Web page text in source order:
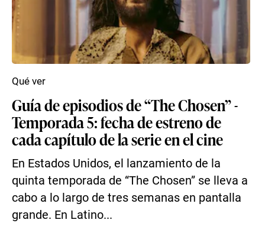
Guía de episodios de “The Chosen” -
Temporada 5: fecha de estreno de
cada capítulo de la serie en el cine
En Estados Unidos, el lanzamiento de la
quinta temporada de “The Chosen” se lleva a
cabo a lo largo de tres semanas en pantalla
grande. En Latino...
Qué ver